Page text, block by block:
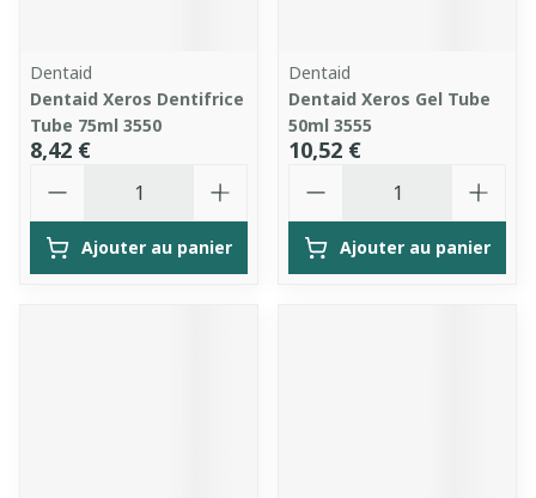
Dentaid
Dentaid Xeros Dentifrice
Tube 75ml 3550
8,42 €
Ajouter au panier
Dentaid
Dentaid Xeros Gel Tube
50ml 3555
10,52 €
Ajouter au panier